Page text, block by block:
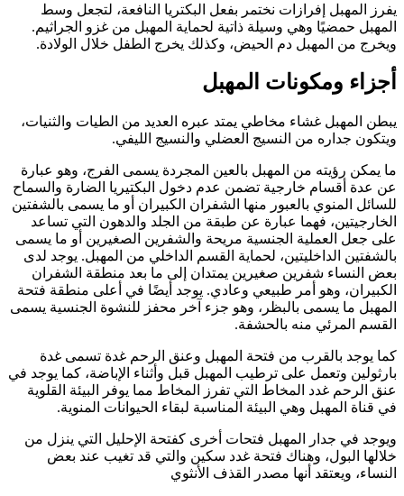
يفرز المهبل إفرازات نختمر بفعل البكتريا النافعة، لتجعل وسط
المهبل حمضيًا وهي وسيلة ذاتية لحماية المهبل من غزو الجراثيم.
ويخرج من المهبل دم الحيض، وكذلك يخرج الطفل خلال الولادة.
أجزاء ومكونات المهبل
يبطن المهبل غشاء مخاطي يمتد عبره العديد من الطيات والثنيات،
ويتكون جداره من النسيج العضلي والنسيج الليفي.
ما يمكن رؤيته من المهبل بالعين المجردة يسمى الفرج، وهو عبارة
عن عدة أقسام خارجية تضمن عدم دخول البكتيريا الضارة والسماح
للسائل المنوي بالعبور منها الشفران الكبيران أو ما يسمى بالشفتين
الخارجيتين، فهما عبارة عن طبقة من الجلد والدهون التي تساعد
على جعل العملية الجنسية مريحة والشفرين الصغيرين أو ما يسمى
بالشفتين الداخليتين، لحماية القسم الداخلي من المهبل. يوجد لدى
بعض النساء شفرين صغيرين يمتدان إلى ما بعد منطقة الشفران
الكبيران، وهو أمر طبيعي وعادي. يوجد أيضًا في أعلى منطقة فتحة
المهبل ما يسمى بالبظر، وهو جزء آخر محفز للنشوة الجنسية يسمى
القسم المرئي منه بالحشفة.
كما يوجد بالقرب من فتحة المهبل وعنق الرحم غدة تسمى غدة
بارثولين وتعمل على ترطيب المهبل قبل وأثناء الإباضة، كما يوجد في
عنق الرحم غدد المخاط التي تفرز المخاط مما يوفر البيئة القلوية
في قناة المهبل وهي البيئة المناسبة لبقاء الحيوانات المنوية.
ويوجد في جدار المهبل فتحات أخرى كفتحة الإحليل التي ينزل من
خلالها البول، وهناك فتحة غدد سكين والتي قد تغيب عند بعض
النساء، ويعتقد أنها مصدر القذف الأنثوي